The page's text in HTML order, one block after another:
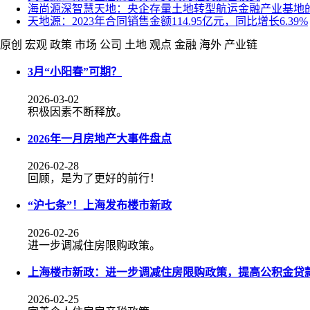
海尚源深智慧天地：央企存量土地转型航运金融产业基地
天地源：2023年合同销售金额114.95亿元，同比增长6.39%
原创 宏观 政策 市场 公司 土地 观点 金融 海外 产业链
3月“小阳春”可期？
2026-03-02
积极因素不断释放。
2026年一月房地产大事件盘点
2026-02-28
回顾，是为了更好的前行！
“沪七条”！上海发布楼市新政
2026-02-26
进一步调减住房限购政策。
上海楼市新政：进一步调减住房限购政策，提高公积金贷
2026-02-25